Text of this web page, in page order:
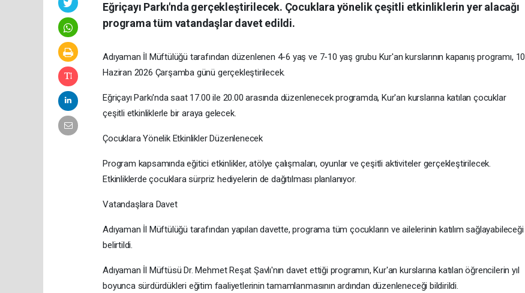
Eğriçayı Parkı'nda gerçekleştirilecek. Çocuklara yönelik çeşitli etkinliklerin yer alacağı
programa tüm vatandaşlar davet edildi.
Adıyaman İl Müftülüğü tarafından düzenlenen 4-6 yaş ve 7-10 yaş grubu Kur'an kurslarının kapanış programı, 10
Haziran 2026 Çarşamba günü gerçekleştirilecek.
Eğriçayı Parkı'nda saat 17.00 ile 20.00 arasında düzenlenecek programda, Kur'an kurslarına katılan çocuklar
çeşitli etkinliklerle bir araya gelecek.
Çocuklara Yönelik Etkinlikler Düzenlenecek
Program kapsamında eğitici etkinlikler, atölye çalışmaları, oyunlar ve çeşitli aktiviteler gerçekleştirilecek.
Etkinliklerde çocuklara sürpriz hediyelerin de dağıtılması planlanıyor.
Vatandaşlara Davet
Adıyaman İl Müftülüğü tarafından yapılan davette, programa tüm çocukların ve ailelerinin katılım sağlayabileceği
belirtildi.
Adıyaman İl Müftüsü Dr. Mehmet Reşat Şavlı'nın davet ettiği programın, Kur'an kurslarına katılan öğrencilerin yıl
boyunca sürdürdükleri eğitim faaliyetlerinin tamamlanmasının ardından düzenleneceği bildirildi.